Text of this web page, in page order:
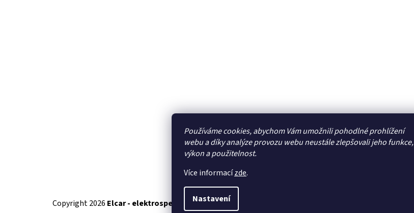
Používáme cookies, abychom Vám umožnili pohodlné prohlížení
webu a díky analýze provozu webu neustále zlepšovali jeho funkce,
výkon a použitelnost.
Více informacízde.
Nastavení
Copyright 2026 Elcar - elektrospecialista - RC modely, autorádia, navigace, alarmy, domácí audio